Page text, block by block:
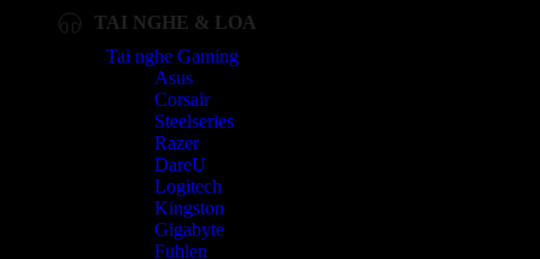
TAI NGHE & LOA
Tai nghe Gaming
Asus
Corsair
Steelseries
Razer
DareU
Logitech
Kingston
Gigabyte
Fuhlen